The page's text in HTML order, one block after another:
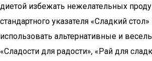
диетой избежать нежелательных
стандартного указателя «Сладкий
использовать альтернативные и
«Сладости для радости», «Рай для